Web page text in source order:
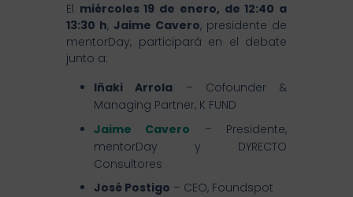
El miércoles 19 de enero, de 12:40 a
13:30 h, Jaime Cavero, presidente de
mentorDay, participará en el debate
junto a:
Iñaki Arrola – Cofounder &
Managing Partner, K FUND
Jaime Cavero – Presidente,
mentorDay y DYRECTO
Consultores
José Postigo – CEO, Foundspot